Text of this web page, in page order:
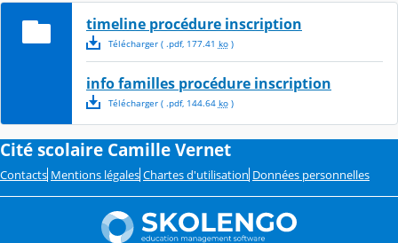
timeline procédure inscription
Télécharger( .pdf, 177.41 ko)
info familles procédure inscription
Télécharger( .pdf, 144.64 ko)
Cité scolaire Camille Vernet
Contacts Mentions légales Chartes d'utilisation Données personnelles